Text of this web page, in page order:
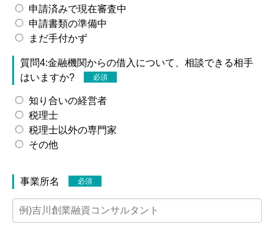
申請済みで現在審査中
申請書類の準備中
まだ手付かず
質問4:金融機関からの借入について、相談できる相手
はいますか?
必須
知り合いの経営者
税理士
税理士以外の専門家
その他
事業所名 必須